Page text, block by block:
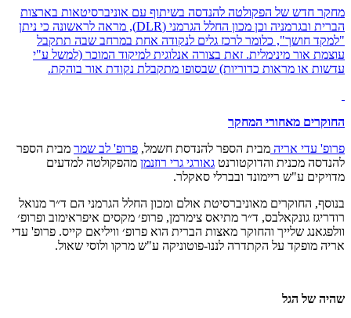
מחקר חדש של הפקולטה להנדסה בשיתוף עם אוניברסיטאות בארצות
הברית ובגרמניה וכן מכון החלל הגרמני (DLR), מראה לראשונה כי ניתן
"למקד חושך", כלומר לרכז גלים לנקודה אחת במרחב שבה תתקבל
עוצמת אור מינימלית. זאת בצורה אנלוגית למיקוד המוכר (למשל ע"י
עדשות או מראות כדוריות) שבסופו מתקבלת נקודת אור בוהקת.
החוקרים מאחורי המחקר
פרופ' עדי אריה מבית הספר להנדסת חשמל, פרופ' לב שמר מבית הספר
להנדסה מכנית והדוקטורנט גאורגי גרי רוזנמן מהפקולטה למדעים
מדויקים ע"ש ריימונד ובברלי סאקלר.
בנוסף, החוקרים מאוניברסיטת אולם ומכון החלל הגרמני הם ד״ר מנואל
רודריגז גונקאלבס, ד״ר מתיאס צימרמן, פרופ׳ מקסים איפראימוב ופרופ׳
וולפגאנג שלייך והחוקר מאצות הברית הוא פרופ׳ וויליאם קייס. פרופ' עדי
אריה מופקד על הקתדרה לננו-פוטוניקה ע"ש מרקו ולוסי שאול.
שהיה של הגל